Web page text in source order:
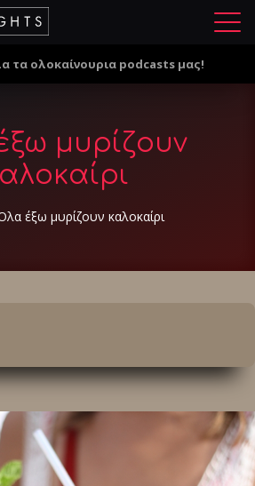
Μ
ο
τα ολοκαίνουρια podcasts μας!
μυρίζουν
έξω μυρίζουν καλοκαίρι